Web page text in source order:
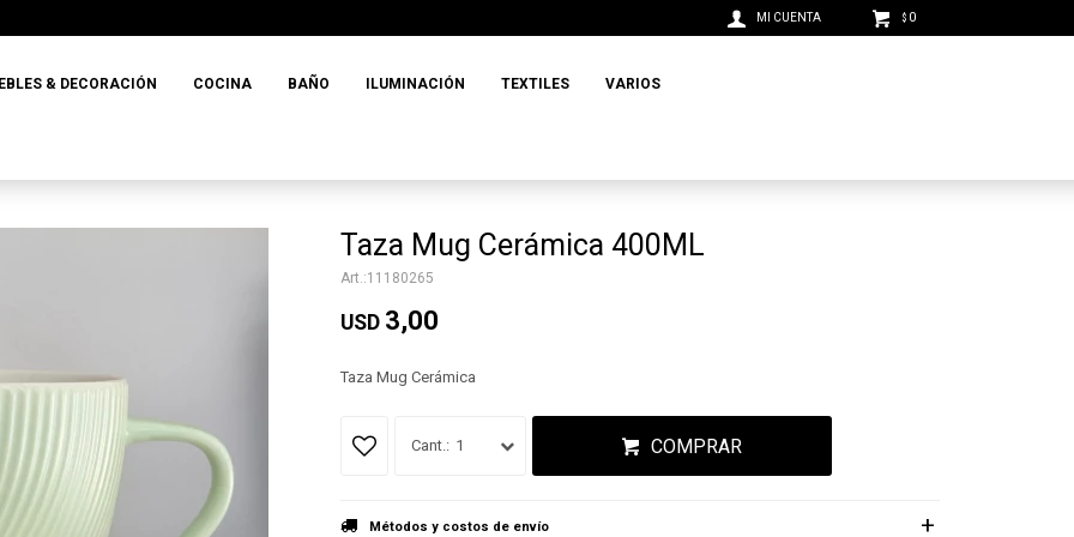
& DECORACIÓN COCINA BAÑO ILUMINACIÓN TEXTILES VARIOS
$ 0
Taza Mug Cerámica 400ML
11180265
USD 3,00
Taza Mug Cerámica
1 COMPRAR
Métodos y costos de envío